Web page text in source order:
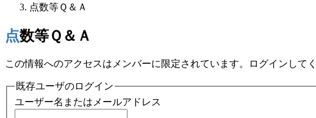
点数等Ｑ＆Ａ
点数等Ｑ＆Ａ
この情報へのアクセスはメンバーに限定されています。ログインして
既存ユーザのログイン
ユーザー名またはメールアドレス